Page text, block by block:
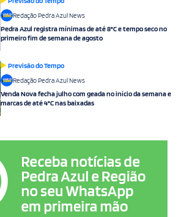
Redação Pedra Azul News
Pedra Azul registra mínimas de até 8°C e tempo seco no
primeiro fim de semana de agosto
Previsão do Tempo
Redação Pedra Azul News
Venda Nova fecha julho com geada no início da semana e
marcas de até 4°C nas baixadas